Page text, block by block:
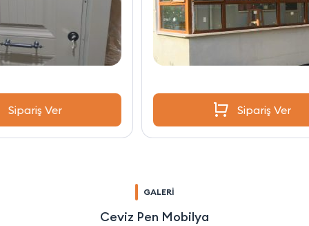
GALERİ
Ceviz Pen Mobilya